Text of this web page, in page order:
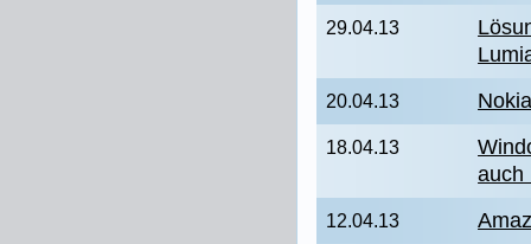
29.04.13
20.04.13
18.04.13
auch
12.04.13